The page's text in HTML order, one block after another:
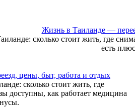
Жизнь в Таиланде —
сколько стоит жить, где
есть
цены, быт, работа и отдых
сколько стоит жить, где
доступны, как работает медицина